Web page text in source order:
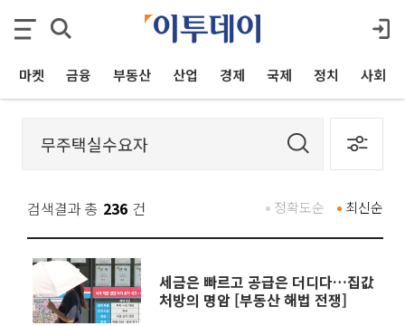
마켓 금융 부동산 산업 경제 국제 정치 사회
검색결과 총 236 건 최신순
정확도순
세금은 빠르고 공급은 더디다…집값
처방의 명암 [부동산 해법 전쟁]